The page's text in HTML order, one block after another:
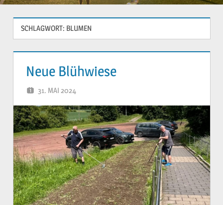
SCHLAGWORT: BLUMEN
Neue Blühwiese
31. MAI 2024